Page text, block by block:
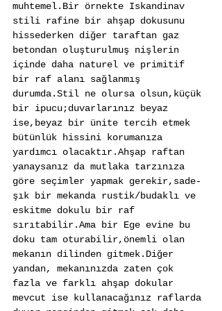
muhtemel.Bir örnekte Iskandinav
stili rafine bir ahşap dokusunu
hissederken diğer taraftan gaz
betondan oluşturulmuş nişlerin
içinde daha naturel ve primitif
bir raf alanı sağlanmış
durumda.Stil ne olursa olsun,küçük
bir ipucu;duvarlarınız beyaz
ise,beyaz bir ünite tercih etmek
bütünlük hissini korumanıza
yardımcı olacaktır.Ahşap raftan
yanaysanız da mutlaka tarzınıza
göre seçimler yapmak gerekir,sade-
şık bir mekanda rustik/budaklı ve
eskitme dokulu bir raf
sırıtabilir.Ama bir Ege evine bu
doku tam oturabilir,önemli olan
mekanın dilinden gitmek.Diğer
yandan, mekanınızda zaten çok
fazla ve farklı ahşap dokular
mevcut ise kullanacağınız raflarda